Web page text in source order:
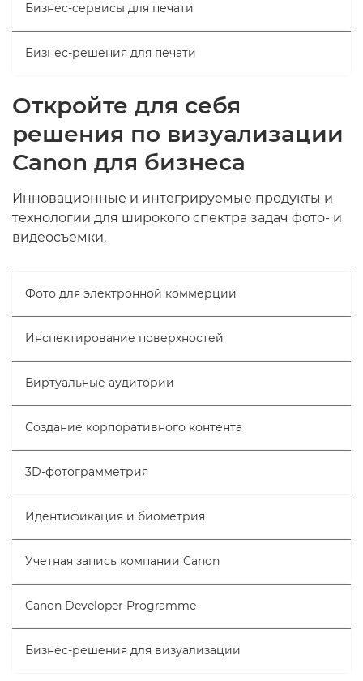
Бизнес-сервисы для печати
Бизнес-решения для печати
Откройте для себя
решения по визуализации
Canon для бизнеса
Инновационные и интегрируемые продукты и
технологии для широкого спектра задач фото- и
видеосъемки.
Фото для электронной коммерции
Инспектирование поверхностей
Виртуальные аудитории
Создание корпоративного контента
3D-фотограмметрия
Идентификация и биометрия
Учетная запись компании Canon
Canon Developer Programme
Бизнес-решения для визуализации